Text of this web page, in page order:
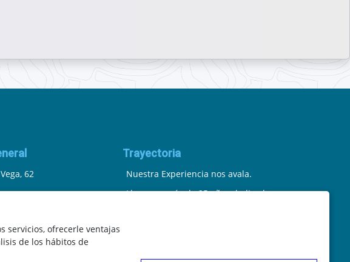
servicios, ofrecerle ventajas
de los hábitos de
62
Trayectoria
Nuestra Experiencia nos avala.
Llevamos más de 25 años dedicados